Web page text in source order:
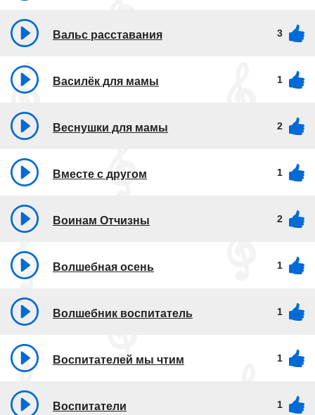
Вальс расставания 3
Василёк для мамы 1
Веснушки для мамы 2
Вместе с другом 1
Воинам Отчизны 2
Волшебная осень 1
Волшебник воспитатель 1
Воспитателей мы чтим 1
Воспитатели 1